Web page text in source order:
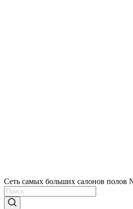
Сеть самых больших салонов полов